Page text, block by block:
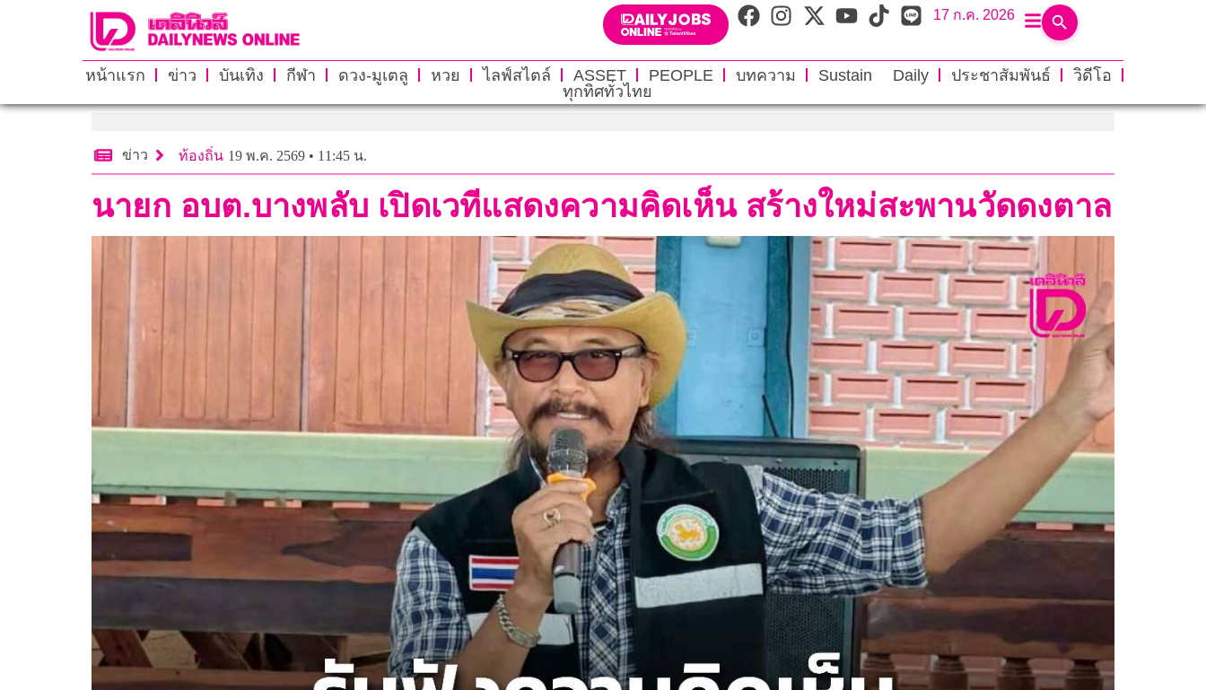
17 ก.ค. 2026
หน้าแรก ข่าว บันเทิง กีฬา ดวง-มูเตลู หวย ไลฟ์สไตล์ ASSET PEOPLE บทความ Sustain Daily ประชาสัมพันธ์
วิดีโอ
ทุกทิศทั่วไทย
ข่าว ท้องถิ่น 19 พ.ค. 2569 • 11:45 น.
นายก อบต.บางพลับ เปิดเวทีแสดงความคิดเห็น สร้างใหม่สะพานวัดดงตาล